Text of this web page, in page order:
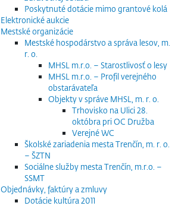
Poskytnuté dotácie mimo grantové kolá
Elektronické aukcie
Mestské organizácie
Mestské hospodárstvo a správa lesov, m.
r. o.
MHSL m.r.o. – Starostlivosť o lesy
MHSL m.r.o. – Profil verejného
obstarávateľa
Objekty v správe MHSL, m. r. o.
Trhovisko na Ulici 28.
októbra pri OC Družba
Verejné WC
Školské zariadenia mesta Trenčín, m. r. o.
– ŠZTN
Sociálne služby mesta Trenčín, m.r.o. –
SSMT
Objednávky, faktúry a zmluvy
Dotácie kultúra 2011